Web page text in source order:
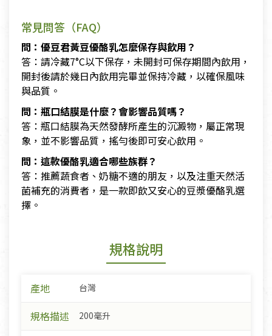
常見問答（FAQ）
問：優豆君黃豆優酪乳怎麼保存與飲用？
答：請冷藏7°C以下保存，未開封可保存期間內飲用，
開封後請於幾日內飲用完畢並保持冷藏，以確保風味
與品質。
問：瓶口結膜是什麼？會影響品質嗎？
答：瓶口結膜為天然發酵所產生的沉澱物，屬正常現
象，並不影響品質，搖勻後即可安心飲用。
問：這款優酪乳適合哪些族群？
答：推薦蔬食者、奶糖不適的朋友，以及注重天然活
菌補充的消費者，是一款即飲又安心的豆漿優酪乳選
擇。
規格說明
產地 台灣
規格描述 200毫升